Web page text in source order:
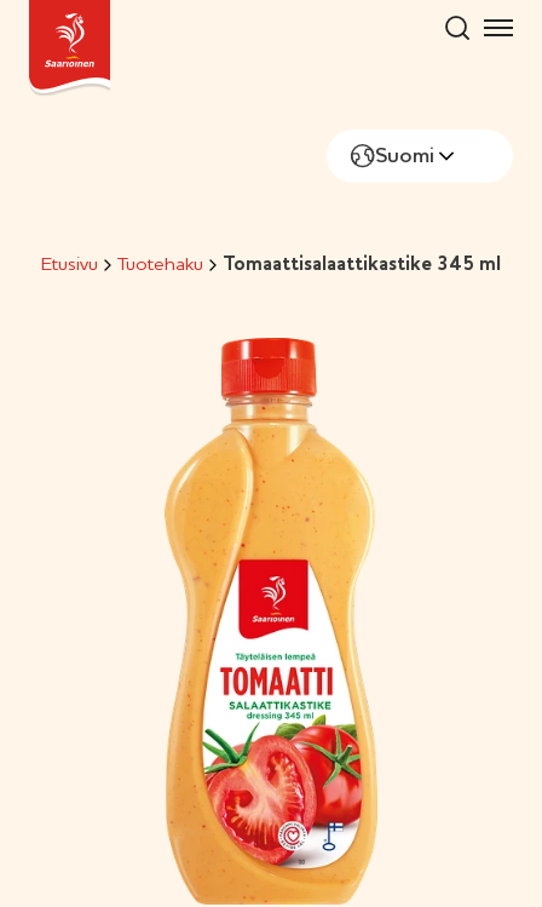
Hyppää
sisältöön
Suomi
Etusivu Tuotehaku Tomaattisalaattikastike 345 ml